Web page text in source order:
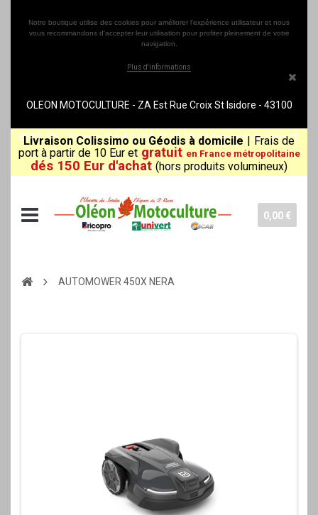
Notre boutique utilise des cookies pour améliorer l'expérience utilisateur et nous
vous recommandons d'accepter leur utilisation pour profiter pleinement de votre
navigation.
Plus d'informations
OLEON MOTOCULTURE - ZA Est Rue Croix St Isidore - 43100
BRIOUDE - Service client au 04 71 50 10 07 du mardi au samedi
(8h30-12h00/14h00-18h30)
Livraison Colissimo ou Géodis à domicile | Frais de
port à partir de 10 Eur et gratuit en France métropolitaine
dés 150 Eur d'achat (hors produits volumineux)
0,00 €
AUTOMOWER 450X NERA